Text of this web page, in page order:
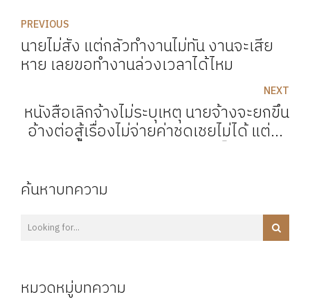
PREVIOUS
นายไม่สั่ง แต่กลัวทำงานไม่ทัน งานจะเสีย
หาย เลยขอทำงานล่วงเวลาได้ไหม
NEXT
หนังสือเลิกจ้างไม่ระบุเหตุ นายจ้างจะยกขึ้น
อ้างต่อสู้เรื่องไม่จ่ายค่าชดเชยไม่ได้ แต่ยก
ขึ้นต่อสู้กรณีเลิกจ้างไม่เป็นธรรมได
ค้นหาบทความ
หมวดหมู่บทความ